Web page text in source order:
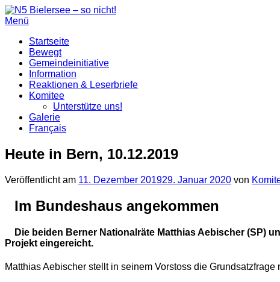
Zum
Inhalt
Menü
Startseite
Bewegt
Gemeindeinitiative
Information
Reaktionen & Leserbriefe
Komitee
Unterstütze uns!
Galerie
Français
Heute in Bern, 10.12.2019
Veröffentlicht am 11. Dezember 201929. Januar 2020 von
Im Bundeshaus angekommen
Die beiden Berner Nationalräte Matthias Aebischer (SP)
Projekt eingereicht.
Matthias Aebischer stellt in seinem Vorstoss die